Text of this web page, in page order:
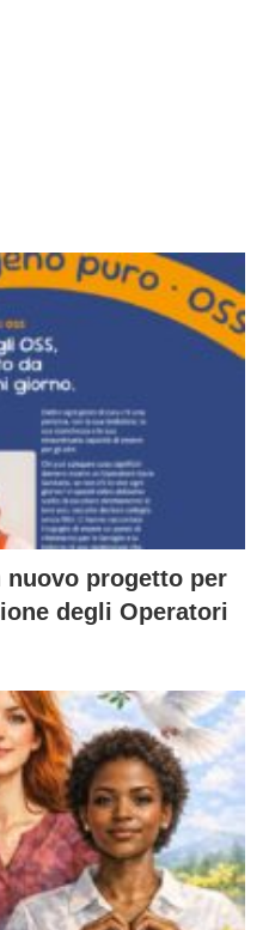
nuovo progetto per
degli Operatori